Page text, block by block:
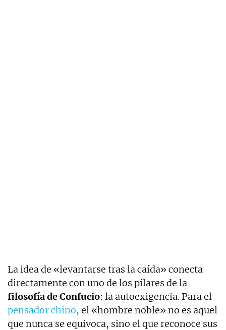
La idea de «levantarse tras la caída» conecta
directamente con uno de los pilares de la
filosofía de Confucio: la autoexigencia. Para el
pensador chino, el «hombre noble» no es aquel
que nunca se equivoca, sino el que reconoce sus